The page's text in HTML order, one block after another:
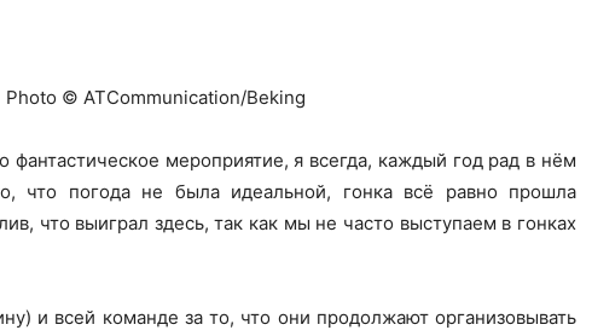
Photo © ATCommunication/Beking
мероприятие, я всегда, каждый год рад в нём
что погода не была идеальной, гонка всё равно прошла
что выиграл здесь, так как мы не часто выступаем в гонках
и всей команде за то, что они продолжают организовывать